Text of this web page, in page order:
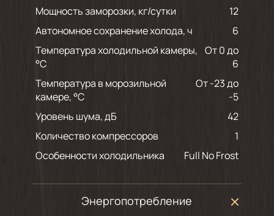
Мощность заморозки, кг/сутки
12
Автономное сохранение холода, ч
6
Температура холодильной камеры,
°С
От 0 до
6
Температура в морозильной
камере, °С
От -23 до
-5
Уровень шума, дБ
42
Количество компрессоров
1
Особенности холодильника
Full No Frost
Энергопотребление